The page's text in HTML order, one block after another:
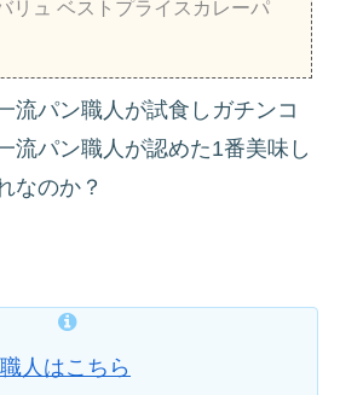
リュ ベストプライスカレーパ
流パン職人が試食しガチンコ
流パン職人が認めた1番美味し
なのか？
人はこちら